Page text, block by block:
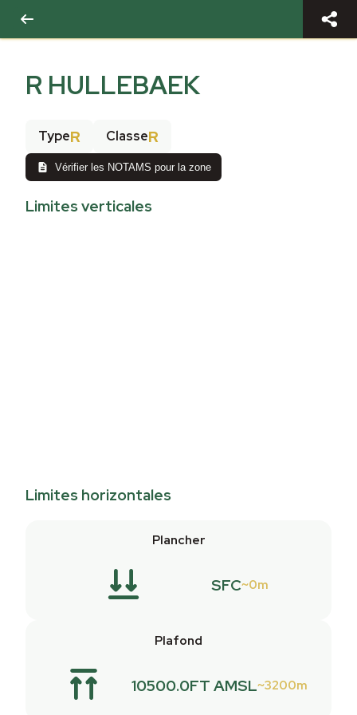
R HULLEBAEK
TypeR ClasseR
Vérifier les NOTAMS pour la zone
Limites verticales
Limites horizontales
Plancher
SFC 0m
Plafond
10500.0FT AMSL 3200m